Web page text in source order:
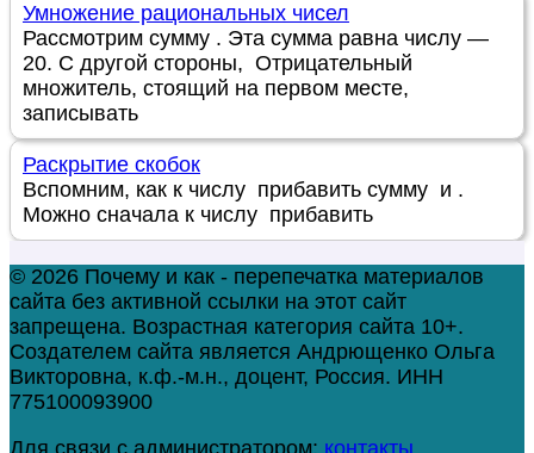
Умножение рациональных чисел
Рассмотрим сумму . Эта сумма равна числу —
20. С другой стороны, Отрицательный
множитель, стоящий на первом месте,
записывать
Раскрытие скобок
Вспомним, как к числу прибавить сумму и .
Можно сначала к числу прибавить
© 2026 Почему и как - перепечатка материалов
сайта без активной ссылки на этот сайт
запрещена. Возрастная категория сайта 10+.
Создателем сайта является Андрющенко Ольга
Викторовна, к.ф.-м.н., доцент, Россия. ИНН
775100093900